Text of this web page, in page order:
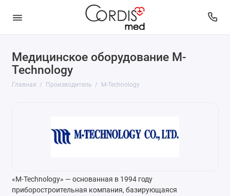
Медицинское оборудование M-
Technology
Главная Производитель M-Technology
«M-Technology» — основанная в 1994 году
приборостроительная компания, базирующаяся